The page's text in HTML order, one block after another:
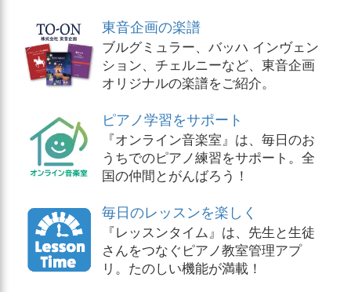
東音企画の楽譜
ブルグミュラー、バッハ インヴェン
ション、チェルニーなど、東音企画
オリジナルの楽譜をご紹介。
ピアノ学習をサポート
『オンライン音楽室』は、毎日のお
うちでのピアノ練習をサポート。全
国の仲間とがんばろう！
毎日のレッスンを楽しく
『レッスンタイム』は、先生と生徒
さんをつなぐピアノ教室管理アプ
リ。たのしい機能が満載！